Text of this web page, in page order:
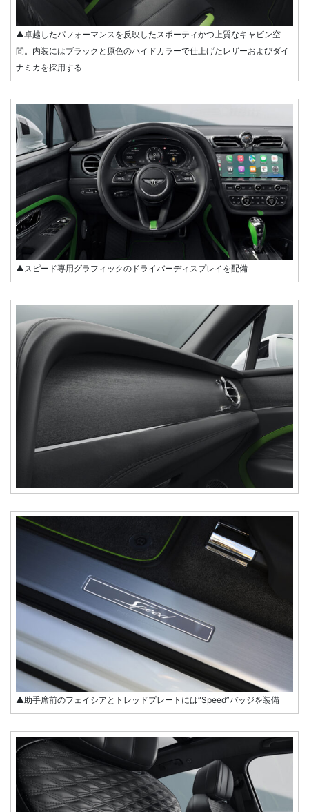
▲卓越したパフォーマンスを反映したスポーティかつ上質なキャビン空
間。内装にはブラックと原色のハイドカラーで仕上げたレザーおよびダイ
ナミカを採用する
▲スピード専用グラフィックのドライバーディスプレイを配備
▲助手席前のフェイシアとトレッドプレートには“Speed”バッジを装備